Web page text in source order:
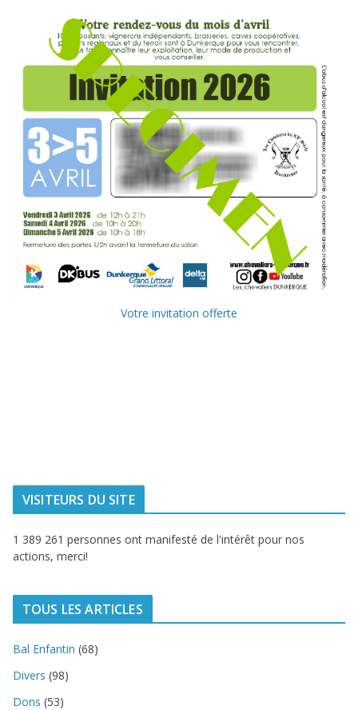
Votre invitation offerte
VISITEURS DU SITE
1 389 261 personnes ont manifesté de l'intérêt pour nos
actions, merci!
TOUS LES ARTICLES
Bal Enfantin (68)
Divers (98)
Dons (53)